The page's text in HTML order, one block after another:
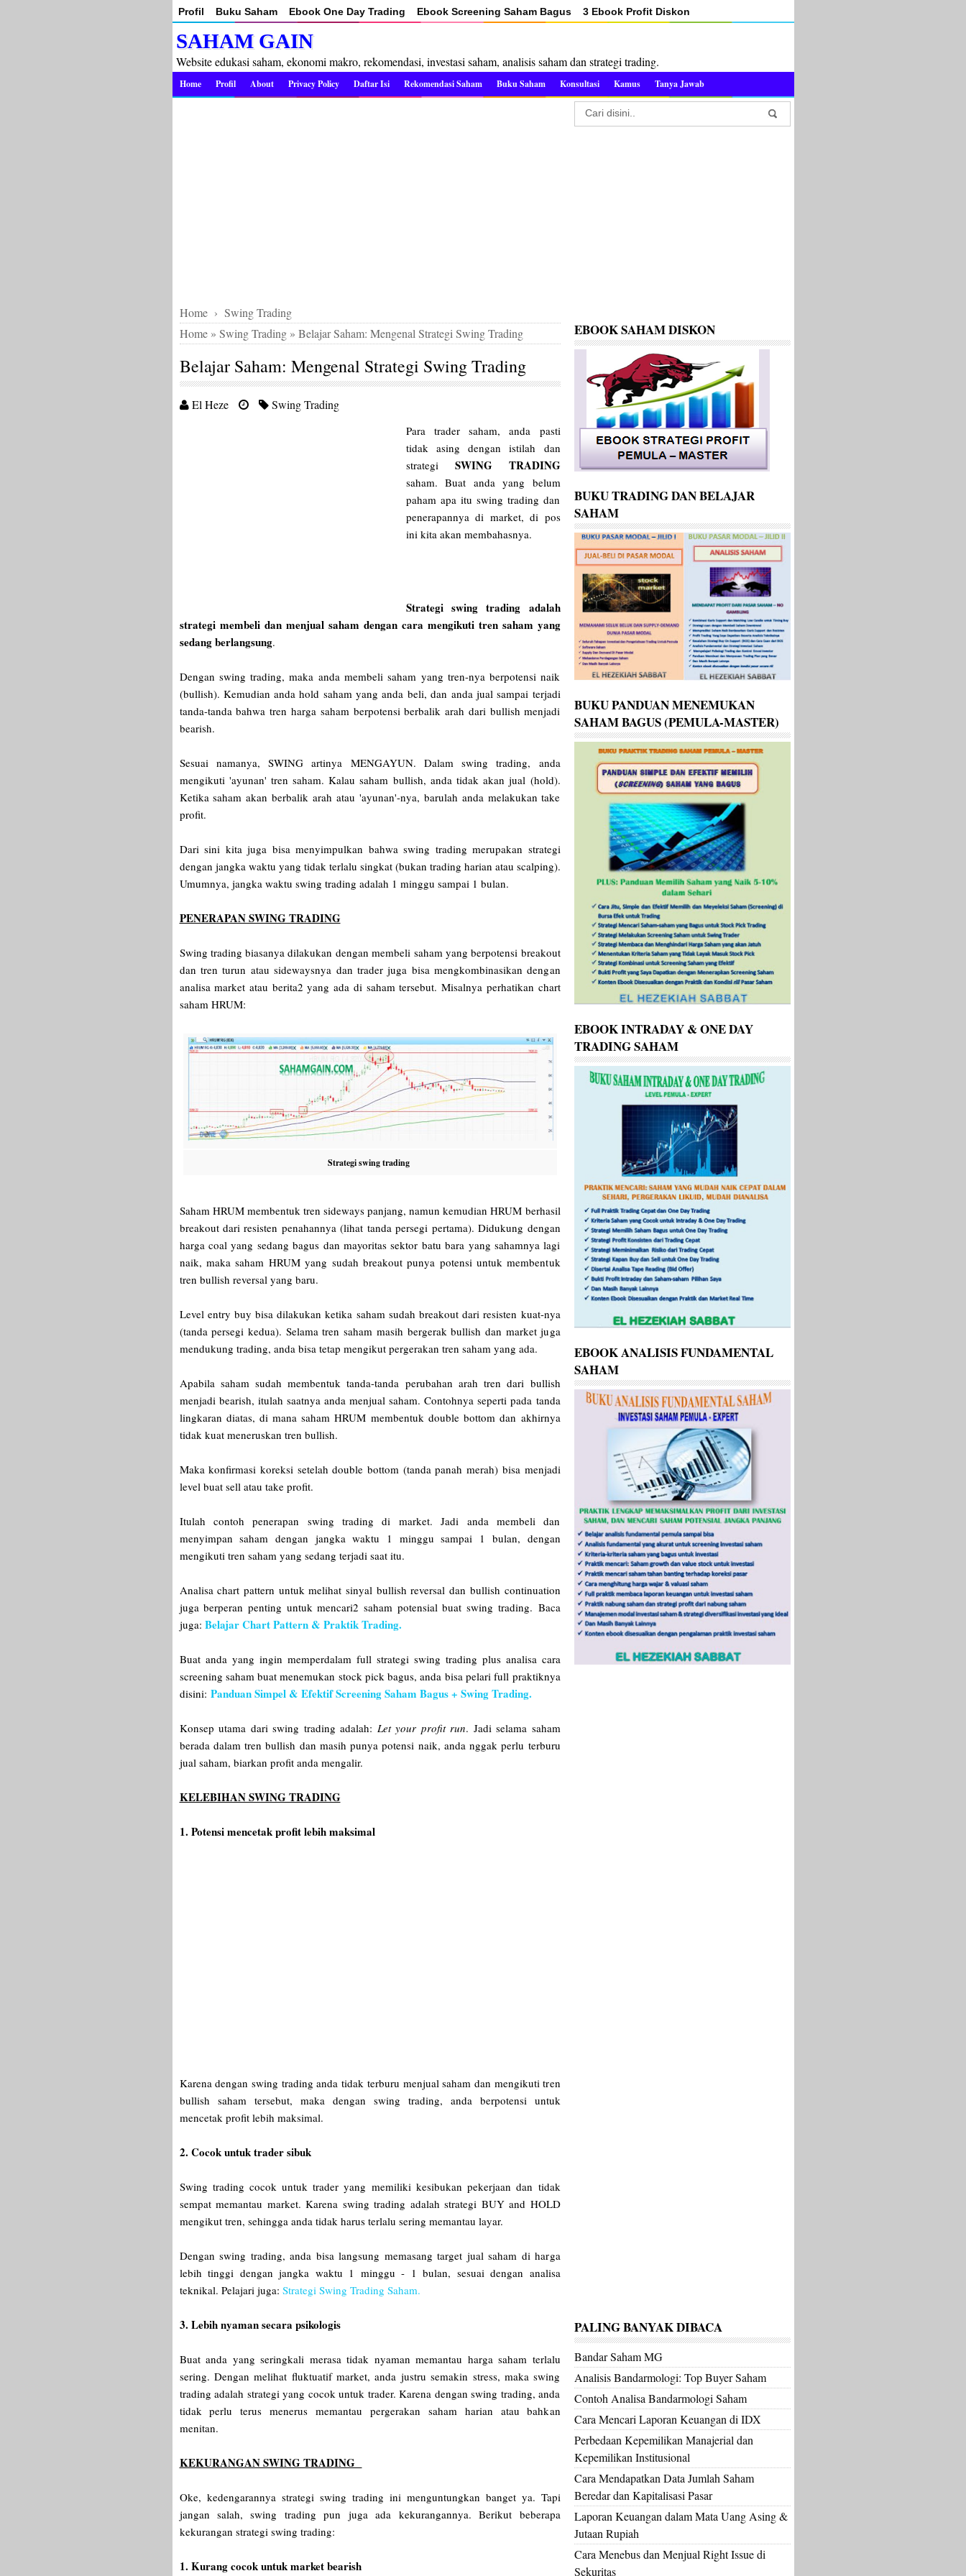
Profil Buku Saham Ebook One Day Trading Ebook Screening Saham Bagus 3 Ebook Profit Diskon
SAHAM GAIN
Website edukasi saham, ekonomi makro, rekomendasi, investasi saham, analisis saham dan strategi trading.
Home Profil About Privacy Policy Daftar Isi Rekomendasi Saham Buku Saham Konsultasi Kamus Tanya Jawab
Home › Swing Trading
Home» Swing Trading» Belajar Saham: Mengenal Strategi Swing Trading
Belajar Saham: Mengenal Strategi Swing Trading
El Heze Swing Trading
Para trader saham, anda pasti
tidak asing dengan istilah dan
strategi SWING TRADING
saham. Buat anda yang belum
paham apa itu swing trading dan
penerapannya di market, di pos
ini kita akan membahasnya.
Strategi swing trading adalah
strategi membeli dan menjual saham dengan cara mengikuti tren saham yang
sedang berlangsung.
Dengan swing trading, maka anda membeli saham yang tren-nya berpotensi naik
(bullish). Kemudian anda hold saham yang anda beli, dan anda jual sampai terjadi
tanda-tanda bahwa tren harga saham berpotensi berbalik arah dari bullish menjadi
bearish.
Sesuai namanya, SWING artinya MENGAYUN. Dalam swing trading, anda
mengikuti 'ayunan' tren saham. Kalau saham bullish, anda tidak akan jual (hold).
Ketika saham akan berbalik arah atau 'ayunan'-nya, barulah anda melakukan take
profit.
Dari sini kita juga bisa menyimpulkan bahwa swing trading merupakan strategi
dengan jangka waktu yang tidak terlalu singkat (bukan trading harian atau scalping).
Umumnya, jangka waktu swing trading adalah 1 minggu sampai 1 bulan.
PENERAPAN SWING TRADING
Swing trading biasanya dilakukan dengan membeli saham yang berpotensi breakout
dan tren turun atau sidewaysnya dan trader juga bisa mengkombinasikan dengan
analisa market atau berita2 yang ada di saham tersebut. Misalnya perhatikan chart
saham HRUM:
Strategi swing trading
Saham HRUM membentuk tren sideways panjang, namun kemudian HRUM berhasil
breakout dari resisten penahannya (lihat tanda persegi pertama). Didukung dengan
harga coal yang sedang bagus dan mayoritas sektor batu bara yang sahamnya lagi
naik, maka saham HRUM yang sudah breakout punya potensi untuk membentuk
tren bullish reversal yang baru.
Level entry buy bisa dilakukan ketika saham sudah breakout dari resisten kuat-nya
(tanda persegi kedua). Selama tren saham masih bergerak bullish dan market juga
mendukung trading, anda bisa tetap mengikut pergerakan tren saham yang ada.
Apabila saham sudah membentuk tanda-tanda perubahan arah tren dari bullish
menjadi bearish, itulah saatnya anda menjual saham. Contohnya seperti pada tanda
lingkaran diatas, di mana saham HRUM membentuk double bottom dan akhirnya
tidak kuat meneruskan tren bullish.
Maka konfirmasi koreksi setelah double bottom (tanda panah merah) bisa menjadi
level buat sell atau take profit.
Itulah contoh penerapan swing trading di market. Jadi anda membeli dan
menyimpan saham dengan jangka waktu 1 minggu sampai 1 bulan, dengan
mengikuti tren saham yang sedang terjadi saat itu.
Analisa chart pattern untuk melihat sinyal bullish reversal dan bullish continuation
juga berperan penting untuk mencari2 saham potensial buat swing trading. Baca
juga: Belajar Chart Pattern & Praktik Trading.
Buat anda yang ingin memperdalam full strategi swing trading plus analisa cara
screening saham buat menemukan stock pick bagus, anda bisa pelari full praktiknya
disini: Panduan Simpel & Efektif Screening Saham Bagus + Swing Trading.
Konsep utama dari swing trading adalah: Let your profit run. Jadi selama saham
berada dalam tren bullish dan masih punya potensi naik, anda nggak perlu terburu
jual saham, biarkan profit anda mengalir.
KELEBIHAN SWING TRADING
1. Potensi mencetak profit lebih maksimal
Karena dengan swing trading anda tidak terburu menjual saham dan mengikuti tren
bullish saham tersebut, maka dengan swing trading, anda berpotensi untuk
mencetak profit lebih maksimal.
2. Cocok untuk trader sibuk
Swing trading cocok untuk trader yang memiliki kesibukan pekerjaan dan tidak
sempat memantau market. Karena swing trading adalah strategi BUY and HOLD
mengikut tren, sehingga anda tidak harus terlalu sering memantau layar.
Dengan swing trading, anda bisa langsung memasang target jual saham di harga
lebih tinggi dengan jangka waktu 1 minggu - 1 bulan, sesuai dengan analisa
teknikal. Pelajari juga: Strategi Swing Trading Saham.
3. Lebih nyaman secara psikologis
Buat anda yang seringkali merasa tidak nyaman memantau harga saham terlalu
sering. Dengan melihat fluktuatif market, anda justru semakin stress, maka swing
trading adalah strategi yang cocok untuk trader. Karena dengan swing trading, anda
tidak perlu terus menerus memantau pergerakan saham harian atau bahkan
menitan.
KEKURANGAN SWING TRADING
Oke, kedengarannya strategi swing trading ini menguntungkan banget ya. Tapi
jangan salah, swing trading pun juga ada kekurangannya. Berikut beberapa
kekurangan strategi swing trading:
1. Kurang cocok untuk market bearish
EBOOK SAHAM DISKON
BUKU TRADING DAN BELAJAR
SAHAM
BUKU PANDUAN MENEMUKAN
SAHAM BAGUS (PEMULA-MASTER)
EBOOK INTRADAY & ONE DAY
TRADING SAHAM
EBOOK ANALISIS FUNDAMENTAL
SAHAM
PALING BANYAK DIBACA
Bandar Saham MG
Analisis Bandarmologi: Top Buyer Saham
Contoh Analisa Bandarmologi Saham
Cara Mencari Laporan Keuangan di IDX
Perbedaan Kepemilikan Manajerial dan
Kepemilikan Institusional
Cara Mendapatkan Data Jumlah Saham
Beredar dan Kapitalisasi Pasar
Laporan Keuangan dalam Mata Uang Asing &
Jutaan Rupiah
Cara Menebus dan Menjual Right Issue di
Sekuritas